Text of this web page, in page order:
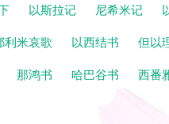
以斯拉记 尼希米记
利米哀歌 以西结书 但以
那鸿书 哈巴谷书 西番